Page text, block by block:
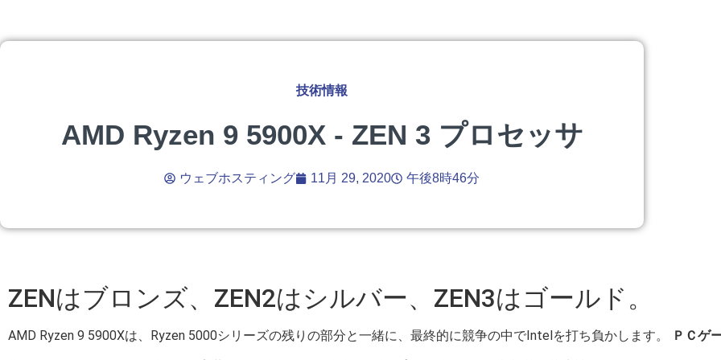
技術情報
AMD Ryzen 9 5900X - ZEN 3 プロセッサ
ウェブホスティング 11月 29, 2020 午後8時46分
ZENはブロンズ、ZEN2はシルバー、ZEN3はゴールド。
AMD Ryzen 9 5900Xは、Ryzen 5000シリーズの残りの部分と一緒に、最終的に競争の中でIntelを打ち負かします。 ＰＣゲ